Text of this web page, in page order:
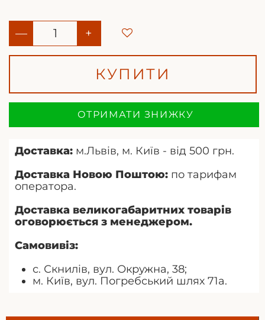
— +
КУПИТИ
ОТРИМАТИ ЗНИЖКУ
Доставка: м.Львів, м. Київ - від 500 грн.
Доставка Новою Поштою: по тарифам
оператора.
Доставка великогабаритних товарів
оговорюється з менеджером.
Самовивіз:
с. Скнилів, вул. Окружна, 38;
м. Київ, вул. Погребський шлях 71а.